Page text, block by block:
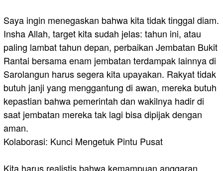
Saya ingin menegaskan bahwa kita tidak tinggal diam.
Insha Allah, target kita sudah jelas: tahun ini, atau
paling lambat tahun depan, perbaikan Jembatan Bukit
Rantai bersama enam jembatan terdampak lainnya di
Sarolangun harus segera kita upayakan. Rakyat tidak
butuh janji yang menggantung di awan, mereka butuh
kepastian bahwa pemerintah dan wakilnya hadir di
saat jembatan mereka tak lagi bisa dipijak dengan
aman.
​Kolaborasi: Kunci Mengetuk Pintu Pusat
Kita harus realistis bahwa kemampuan anggaran